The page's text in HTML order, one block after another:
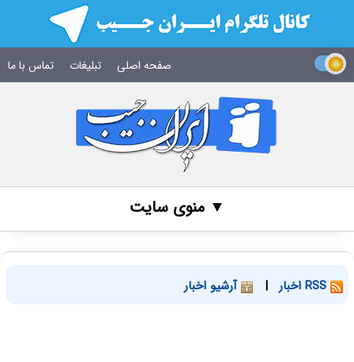
صفحه اصلی تبلیغات تماس با ما
▼ منوی سایت
| آرشیو اخبار